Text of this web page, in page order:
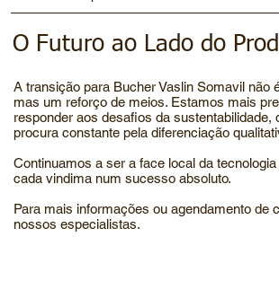
O Futuro ao Lado do
A transição para Bucher Vaslin Somavil não
mas um reforço de meios. Estamos mais
responder aos desafios da sustentabilidade,
procura constante pela diferenciação
Continuamos a ser a face local da
cada vindima num sucesso absoluto.
Para mais informações ou agendamento de
nossos especialistas.